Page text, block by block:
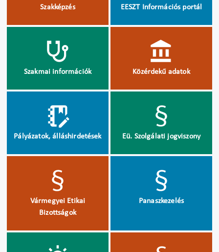
Szakképzés EESZT Információs portál
Szakmai információk Közérdekű adatok
Pályázatok, álláshirdetések Eü. Szolgálati jogviszony
Vármegyei Etikai
Bizottságok
Panaszkezelés